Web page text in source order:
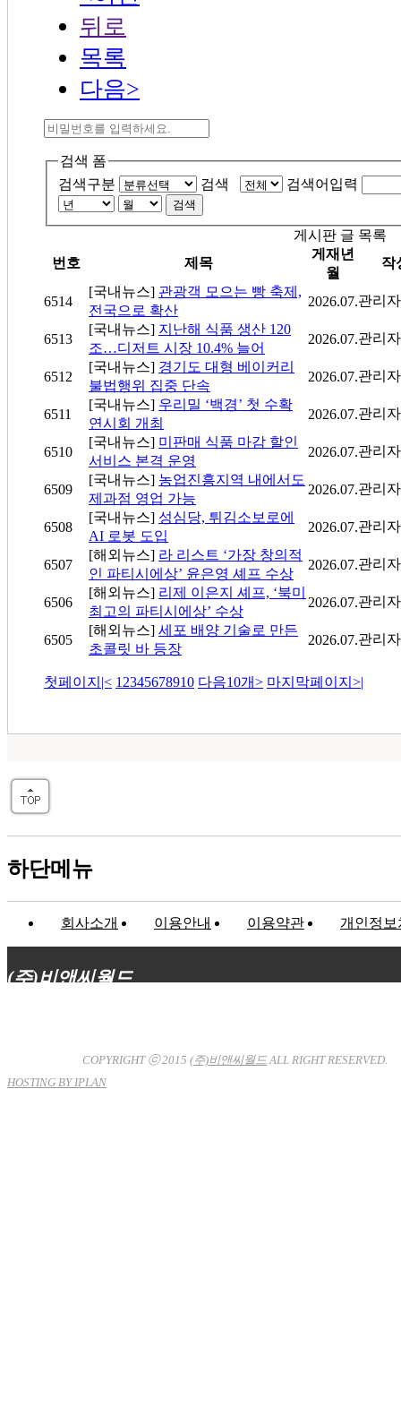
뒤로
목록
다음>
검색 폼
검색구분
검색 검색어입력
검색
게시판 글 목록
번호
제목
게재년
월
작
6514
[국내뉴스] 관광객 모으는 빵 축제,
전국으로 확산
2026.07.관리자
6513
[국내뉴스] 지난해 식품 생산 120
조…디저트 시장 10.4% 늘어
2026.07.관리자
6512
[국내뉴스] 경기도 대형 베이커리
불법행위 집중 단속
2026.07.관리자
6511
[국내뉴스] 우리밀 ‘백경’ 첫 수확
연시회 개최
2026.07.관리자
6510
[국내뉴스] 미판매 식품 마감 할인
서비스 본격 운영
2026.07.관리자
6509
[국내뉴스] 농업진흥지역 내에서도
제과점 영업 가능
2026.07.관리자
6508
[국내뉴스] 성심당, 튀김소보로에
AI 로봇 도입
2026.07.관리자
6507
[해외뉴스] 라 리스트 ‘가장 창의적
인 파티시에상’ 윤은영 셰프 수상
2026.07.관리자
6506
[해외뉴스] 리제 이은지 셰프, ‘북미
최고의 파티시에상’ 수상
2026.07.관리자
6505
[해외뉴스] 세포 배양 기술로 만든
초콜릿 바 등장
2026.07.관리자
첫페이지 |< 1 2345678910 다음10개> 마지막페이지 >|
하단메뉴
회사소개 이용안내 이용약관 개인정보
(주)비앤씨월드
COPYRIGHT ⓒ 2015 (주)비앤씨월드ALL RIGHT RESERVED.
HOSTING BY IPLAN